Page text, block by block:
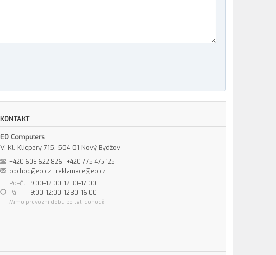
KONTAKT
EO Computers
V. Kl. Klicpery 715, 504 01 Nový Bydžov
+420 606 622 826
+420 775 475 125
obchod@eo.cz
reklamace@eo.cz
Po–Čt
9:00–12:00, 12:30–17:00
Pá
9:00–12:00, 12:30–16:00
Mimo provozní dobu po tel. dohodě